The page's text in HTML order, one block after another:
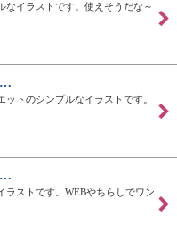
なイラストです。使えそうだな～
…
トのシンプルなイラストです。
…
ラストです。WEBやちらしでワン